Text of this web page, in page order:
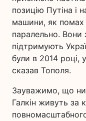
позицію Путіна і
машини, як помах
паралельно. Вони
підтримують
були в 2014 році,
сказав Тополя.
Зауважимо, що
Галкін живуть за